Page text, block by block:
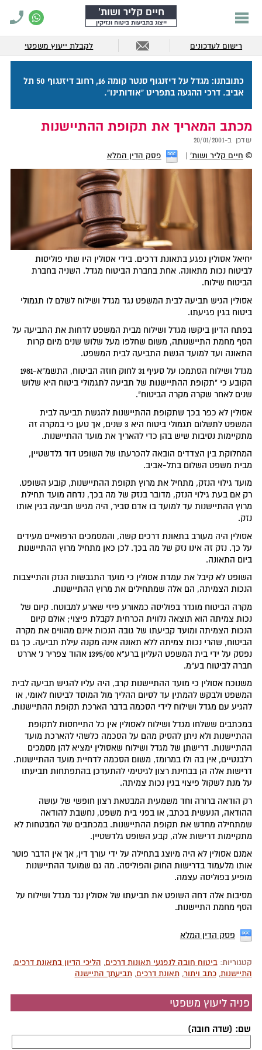
חיים קליר ושות'
ייצוג בתביעות ביטוח ונזיקין
רישום לעדכונים לקבלת ייעוץ משפטי
כתובתנו: מגדל על דיזנגוף סנטר קומה 16, רחוב דיזנגוף 50 תל
אביב. דרכי ההגעה בתפריט "אודותינו".
מכתב המאריך את תקופת ההתיישנות
עודכן ב-20/01/2001
© חיים קליר ושות' פסק הדין המלא
יחיאל אסולין נפגע בתאונת דרכים. בידי אסולין היו שתי פוליסות
לביטוח נכות מתאונה. אחת בחברת הביטוח מגדל. השניה בחברת
הביטוח שילוח.
אסולין הגיש תביעה לבית המשפט נגד מגדל ושילוח לשלם לו תגמולי
ביטוח בגין פגיעתו.
בפתח הדיון ביקשו מגדל ושילוח מבית המשפט לדחות את התביעה על
הסף מחמת התיישנותה, משום שחלפו מעל שלוש שנים מיום קרות
התאונה ועד למועד הגשת התביעה לבית המשפט.
מגדל ושילוח הסתמכו על סעיף 31 לחוק חוזה הביטוח, התשמ"א-1981
הקובע כי "תקופת ההתיישנות של תביעה לתגמולי ביטוח היא שלוש
שנים לאחר שקרה מקרה הביטוח".
אסולין לא כפר בכך שתקופת ההתיישנות להגשת תביעה לבית
המשפט לתשלום תגמולי ביטוח היא 3 שנים, אך טען כי במקרה זה
מתקיימות נסיבות שיש בהן כדי להאריך את מועד ההתיישנות.
המחלוקת בין הצדדים הובאה להכרעתו של השופט דוד גלדשטיין,
מבית משפט השלום בתל-אביב.
מועד גילוי הנזק, מתחיל את מרוץ תקופת ההתיישנות, קובע השופט.
רק אם בעת גילוי הנזק, מדובר בנזק של מה בכך, נדחה מועד תחילת
מרוץ ההתיישנות עד למועד בו אדם סביר, היה מגיש תביעה בגין אותו
נזק.
אסולין היה מעורב בתאונת דרכים קשה, והמסמכים הרפואיים מעידים
על כך. נזק זה אינו נזק של מה בכך. לכן כאן מתחיל מרוץ ההתיישנות
ביום התאונה.
השופט לא קיבל את עמדת אסולין כי מועד התגבשות הנזק והתייצבות
הנכות הצמיתה, הם אלה שמתחילים את מרוץ ההתיישנות.
מקרה הביטוח מוגדר בפוליסה כמאורע פיזי שארע למבוטח. קיום של
נכות צמיתה הוא תוצאה נלווית הכרחית לקבלת פיצוי; אולם קיום
הנכות הצמיתה ומועד קביעתו של גובה הנכות אינם מהווים את מקרה
הביטוח, שהרי נכות צמיתה ללא תאונה אינה מקנה עילת תביעה. כך גם
נפסק על ידי בית המשפט העליון ברע"א 1395/00 אהוד צפריר נ' אררט
חברה לביטוח בע"מ.
משנוכח אסולין כי מועד ההתיישנות קרב, היה עליו להגיש תביעה לבית
המשפט ולבקש להמתין עד לסיום ההליך מול המוסד לביטוח לאומי, או
להגיע עם מגדל ושילוח לידי הסכמה בדבר הארכת תקופת ההתיישנות.
במכתבים ששלחו מגדל ושילוח לאסולין אין כל התייחסות לתקופת
ההתיישנות ולא ניתן להסיק מהם על הסכמה כלשהי להארכת מועד
ההתיישנות. דרישתן של מגדל ושילוח שאסולין ימציא להן מסמכים
רלבנטיים, אין בה ולו במרומז, משום הסכמה לדחיית מועד ההתיישנות.
דרישות אלה הן בבחינת רצון לגיטימי להתעדכן בהתפתחות תביעתו
על מנת לשקול פיצוי בגין נכות צמיתה.
רק הודאה ברורה וחד משמעית המבטאת רצון חופשי של עושה
ההודאה, הנעשית בכתב, או בפני בית משפט, נחשבת להודאה
שמתחילה מחדש את תקופת ההתיישנות. במכתבים של המבטחות לא
מתקיימות דרישות אלה, קבע השופט גלדשטיין.
אמנם אסולין לא היה מיוצג בתחילה על ידי עורך דין, אך אין הדבר פוטר
אותו מלעמוד בדרישות החוק והפוליסה. מה גם שמועד ההתיישנות
מופיע בפוליסה עצמה.
מסיבות אלה דחה השופט את תביעתו של אסולין נגד מגדל ושילוח על
הסף מחמת התיישנות.
פסק הדין המלא
קטגוריות:ביטוח חובה לנפגעי תאונות דרכים, הליכי הדיון בתאונת דרכים,
התיישנות,כתב ויתור,תאונת דרכים,תביעתך התיישנה
פניה ליעוץ משפטי
שם: (שדה חובה)